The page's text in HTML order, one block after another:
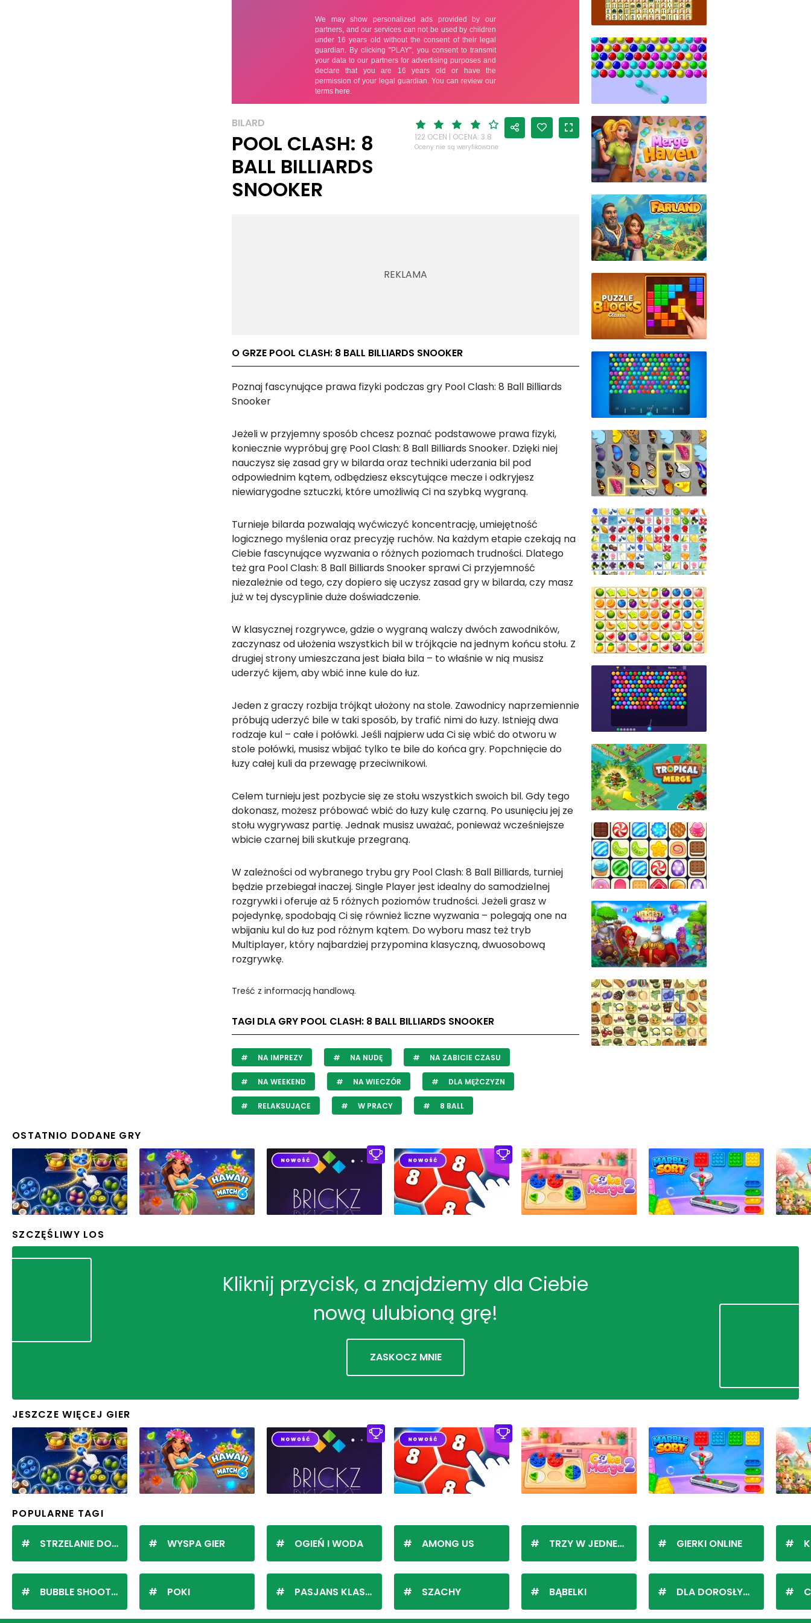
BILARD
POOL CLASH: 8
BALL BILLIARDS
SNOOKER
122 OCEN | OCENA: 3.8
Oceny nie są weryfikowane
O GRZE POOL CLASH: 8 BALL BILLIARDS SNOOKER
Poznaj fascynujące prawa fizyki podczas gry Pool Clash: 8 Ball Billiards
Snooker
Jeżeli w przyjemny sposób chcesz poznać podstawowe prawa fizyki,
koniecznie wypróbuj grę Pool Clash: 8 Ball Billiards Snooker. Dzięki niej
nauczysz się zasad gry w bilarda oraz techniki uderzania bil pod
odpowiednim kątem, odbędziesz ekscytujące mecze i odkryjesz
niewiarygodne sztuczki, które umożliwią Ci na szybką wygraną.
Turnieje bilarda pozwalają wyćwiczyć koncentrację, umiejętność
logicznego myślenia oraz precyzję ruchów. Na każdym etapie czekają na
Ciebie fascynujące wyzwania o różnych poziomach trudności. Dlatego
też gra Pool Clash: 8 Ball Billiards Snooker sprawi Ci przyjemność
niezależnie od tego, czy dopiero się uczysz zasad gry w bilarda, czy masz
już w tej dyscyplinie duże doświadczenie.
W klasycznej rozgrywce, gdzie o wygraną walczy dwóch zawodników,
zaczynasz od ułożenia wszystkich bil w trójkącie na jednym końcu stołu. Z
drugiej strony umieszczana jest biała bila – to właśnie w nią musisz
uderzyć kijem, aby wbić inne kule do łuz.
Jeden z graczy rozbija trójkąt ułożony na stole. Zawodnicy naprzemiennie
próbują uderzyć bile w taki sposób, by trafić nimi do łuzy. Istnieją dwa
rodzaje kul – całe i połówki. Jeśli najpierw uda Ci się wbić do otworu w
stole połówki, musisz wbijać tylko te bile do końca gry. Popchnięcie do
łuzy całej kuli da przewagę przeciwnikowi.
Celem turnieju jest pozbycie się ze stołu wszystkich swoich bil. Gdy tego
dokonasz, możesz próbować wbić do łuzy kulę czarną. Po usunięciu jej ze
stołu wygrywasz partię. Jednak musisz uważać, ponieważ wcześniejsze
wbicie czarnej bili skutkuje przegraną.
W zależności od wybranego trybu gry Pool Clash: 8 Ball Billiards, turniej
będzie przebiegał inaczej. Single Player jest idealny do samodzielnej
rozgrywki i oferuje aż 5 różnych poziomów trudności. Jeżeli grasz w
pojedynkę, spodobają Ci się również liczne wyzwania – polegają one na
wbijaniu kul do łuz pod różnym kątem. Do wyboru masz też tryb
Multiplayer, który najbardziej przypomina klasyczną, dwuosobową
rozgrywkę.
Treść z informacją handlową.
TAGI DLA GRY POOL CLASH: 8 BALL BILLIARDS SNOOKER
NA IMPREZY NA NUDĘ NA ZABICIE CZASU
NA WEEKEND NA WIECZÓR DLA MĘŻCZYZN
RELAKSUJĄCE W PRACY 8 BALL
OSTATNIO DODANE GRY
SZCZĘŚLIWY LOS
Kliknij przycisk, a znajdziemy dla Ciebie
nową ulubioną grę!
ZASKOCZ MNIE
JESZCZE WIĘCEJ GIER
POPULARNE TAGI
STRZELANIE DO KULEK
BUBBLE SHOOTER
WYSPA GIER
POKI
OGIEŃ I WODA
PASJANS KLASYCZNY
AMONG US
SZACHY
TRZY W JEDNEJ LINII
BĄBELKI
GIERKI ONLINE
DLA DOROSŁYCH